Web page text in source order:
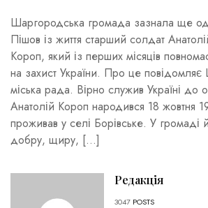
Шаргородська громада зазнала ще
Пішов із життя старший солдат
Короп, який із перших місяців
на захист України. Про це
міська рада. Вірно служив Україні до
Анатолій Короп народився 18 жовтня
проживав у селі Борівське. У громаді
добру, щиру, […]
Редакція
3047 POSTS